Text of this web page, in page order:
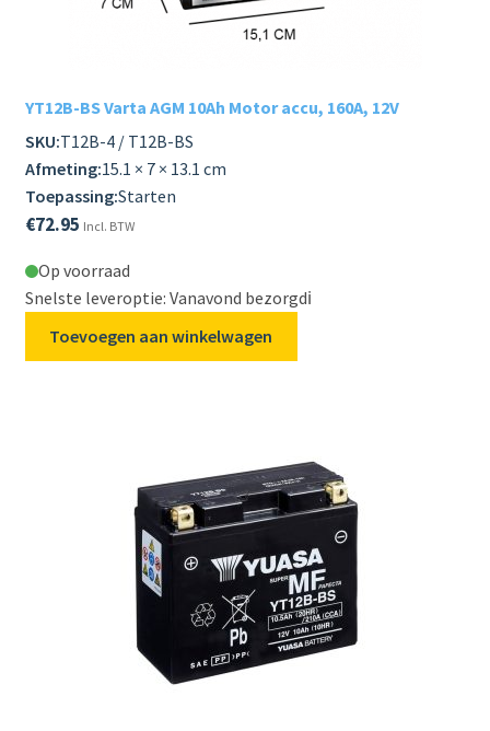
LADERS & ACCESSOIRES
SOORTEN
YT12B-BS Varta AGM 10Ah Motor accu, 160A, 12V
SKU:T12B-4 / T12B-BS
Afmeting:15.1 × 7 × 13.1 cm
Toepassing:Starten
€72.95 Incl. BTW
Op voorraad
Snelste leveroptie: Vanavond bezorgdℹ️
Toevoegen aan winkelwagen